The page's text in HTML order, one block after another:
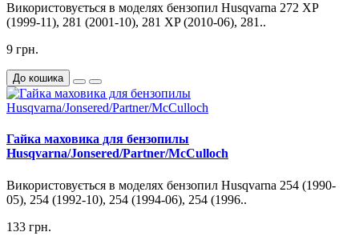
Використовується в моделях бензопил Husqvarna 272 XP
(1999-11), 281 (2001-10), 281 XP (2010-06), 281..
9 грн.
До кошика
Гайка маховика для бензопилы
Husqvarna/Jonsered/Partner/McCulloch
Використовується в моделях бензопил Husqvarna 254 (1990-
05), 254 (1992-10), 254 (1994-06), 254 (1996..
133 грн.